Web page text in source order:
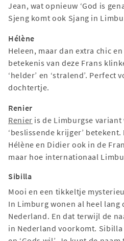
Jean, wat opnieuw ‘God is
Sjeng komt ook Sjang in
Hélène
Heleen, maar dan extra chic
betekenis van deze Frans
‘helder’ en ‘stralend’.
dochtertje.
Renier
Renier is de Limburgse variant
‘beslissende krijger’
Hélène en Didier ook in de
maar hoe internationaal
Sibilla
Mooi en een tikkeltje
In Limburg wonen al heel lang
Nederland. En dat terwijl de
in Nederland voorkomt. Sibilla